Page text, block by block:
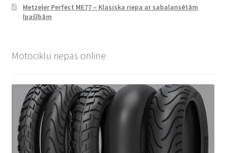
Metzeler Perfect ME77 – Klasiska riepa ar sabalansētām
īpašībām
Motociklu riepas online